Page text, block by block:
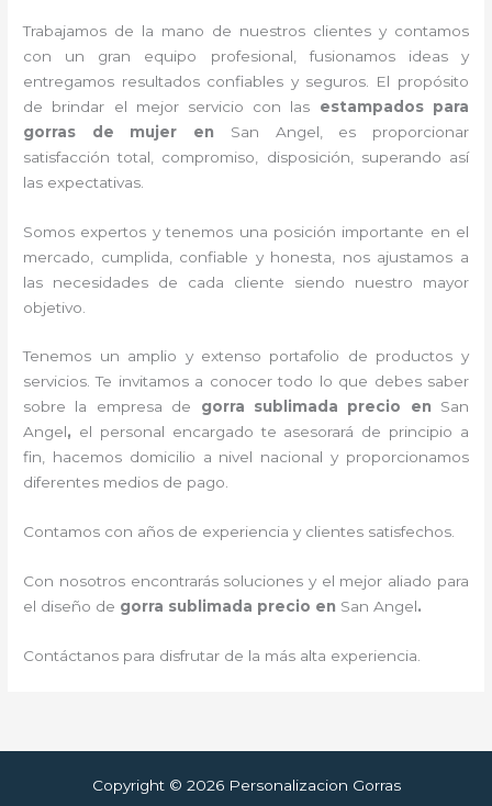
Trabajamos de la mano de nuestros clientes y contamos
con un gran equipo profesional, fusionamos ideas y
entregamos resultados confiables y seguros. El propósito
de brindar el mejor servicio con las estampados para
gorras de mujer
en San Angel, es proporcionar
satisfacción total, compromiso, disposición, superando así
las expectativas.
Somos expertos y tenemos una posición importante en el
mercado, cumplida, confiable y honesta, nos ajustamos a
las necesidades de cada cliente siendo nuestro mayor
objetivo.
Tenemos un amplio y extenso portafolio de productos y
servicios. Te invitamos a conocer todo lo que debes saber
sobre la empresa de gorra sublimada precio en San
Angel, el personal encargado te asesorará de principio a
fin, hacemos domicilio a nivel nacional y proporcionamos
diferentes medios de pago.
Contamos con años de experiencia y clientes satisfechos.
Con nosotros encontrarás soluciones y el mejor aliado para
el diseño de gorra sublimada precio en San Angel.
Contáctanos para disfrutar de la más alta experiencia.
Copyright © 2026 Personalizacion Gorras